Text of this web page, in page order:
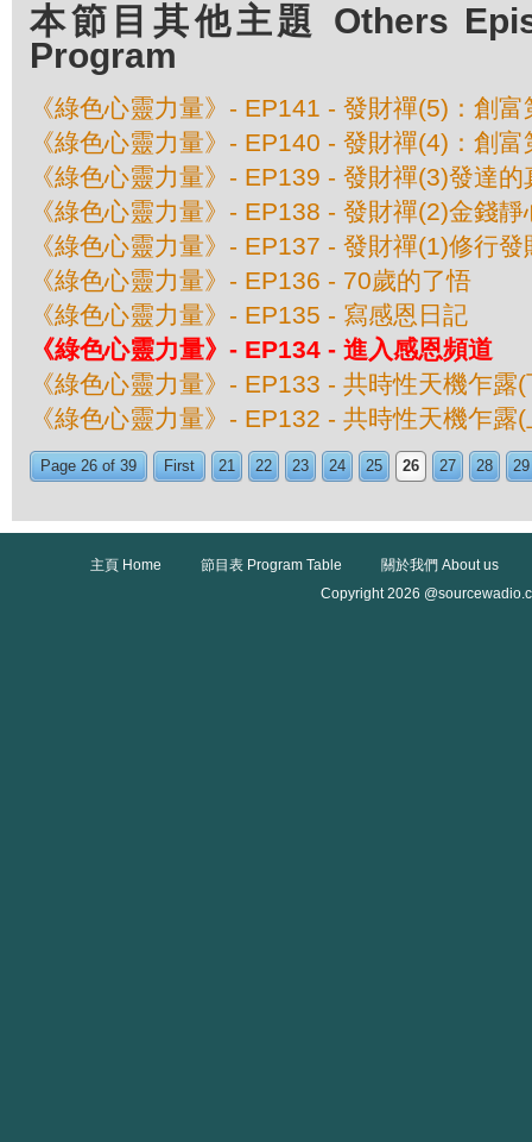
本節目其他主題 Others
Program
《綠色心靈力量》- EP141 - 發財禪(5)：創
《綠色心靈力量》- EP140 - 發財禪(4)：創
《綠色心靈力量》- EP139 - 發財禪(3)發達的
《綠色心靈力量》- EP138 - 發財禪(2)金錢靜
《綠色心靈力量》- EP137 - 發財禪(1)修行
《綠色心靈力量》- EP136 - 70歲的了悟
《綠色心靈力量》- EP135 - 寫感恩日記
《綠色心靈力量》- EP134 - 進入感恩頻道
《綠色心靈力量》- EP133 - 共時性天機乍露(
《綠色心靈力量》- EP132 - 共時性天機乍露(
Page 26 of 39 First 21 22 23 24 25 26 27 28 29
主頁 Home 節目表 Program Table
關於我們 About us
Copyright 2026